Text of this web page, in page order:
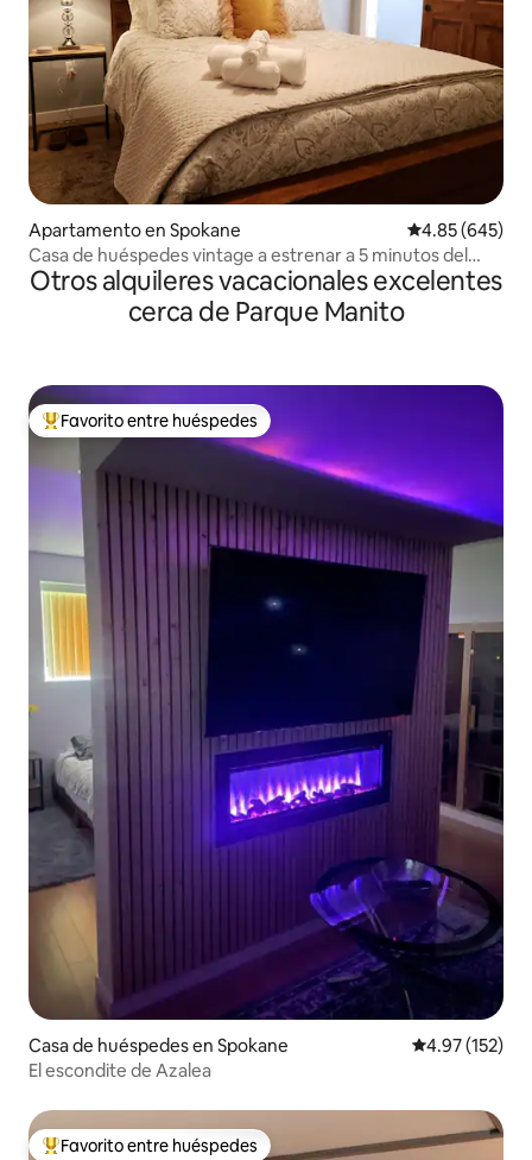
Apartamento en Spokane Calificación
4.85 (645)
Casa de huéspedes vintage a estrenar a 5 minutos del
centro de la ciudad
Otros alquileres vacacionales excelentes
cerca de Parque Manito
Favorito entre huéspedes preferido
Favorito entre huéspedes
Casa de huéspedes en Spokane Calificación
4.97 (152)
El escondite de Azalea
Favorito entre huéspedes preferido
Favorito entre huéspedes